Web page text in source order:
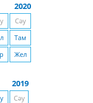
2020
Сәу
Там
Жел
2019
Сәу